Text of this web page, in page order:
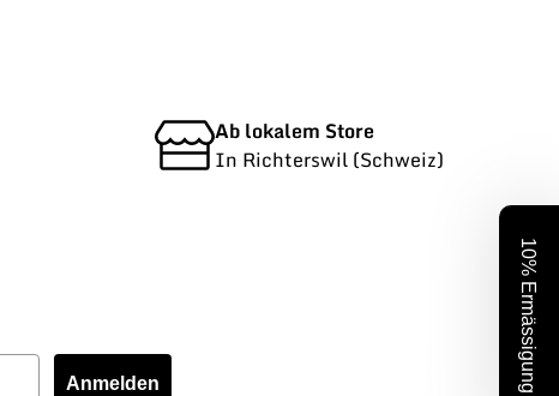
Ab lokalem Store
In Richterswil (Schweiz)
Anmelden
10% Ermässigung